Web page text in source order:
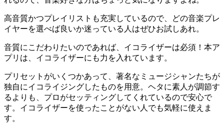
高音質かつプレイリストも充実しているので、どの音楽プレ
イヤーを選べば良いか迷っている人はぜひお試しあれ。
音質にこだわりたいのであれば、イコライザーは必須！本ア
プリは、イコライザーにも力を入れています。
プリセットがいくつかあって、著名なミュージシャンたちが
独自にイコライジングしたものを用意。ヘタに素人が調節す
るよりも、プロがセッティングしてくれているので安心で
す。イコライザーを使ったことがない人でも気軽に使えま
す。